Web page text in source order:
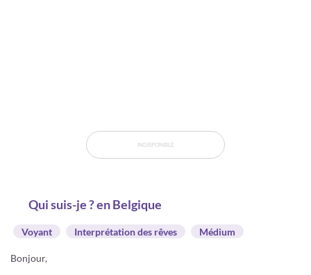
INDISPONIBLE
Qui suis-je ? en Belgique
Voyant Interprétation des rêves Médium
Bonjour,